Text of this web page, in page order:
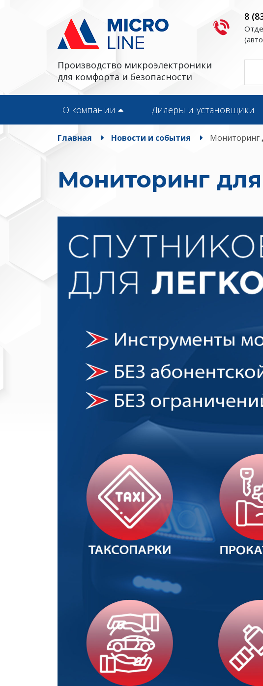
Производство микроэлектроники
для комфорта и безопасности
8
О компании Дилеры и установщики
Главная Новости и события Мониторинг
Мониторинг